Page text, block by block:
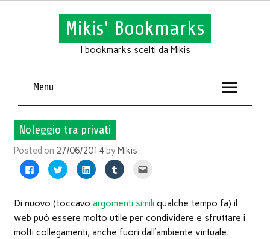
Mikis' Bookmarks
I bookmarks scelti da Mikis
Menu
Noleggio tra privati
Posted on 27/06/2014 byMikis
Fai
clic
Facebook
apre
in
una
Fai
clic
su
(Si
in
Fai
clic
su
LinkedIn
(Si
in
Fai
clic
su
(Si
apre
in
l'articolo
mail
un
Di nuovo (toccavo argomenti simili qualche tempo fa) il
web può essere molto utile per condividere e sfruttare i
molti collegamenti, anche fuori dall’ambiente virtuale.